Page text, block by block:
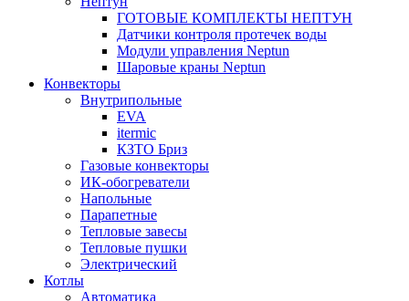
ГОТОВЫЕ КОМПЛЕКТЫ НЕПТУН
Датчики контроля протечек воды
Модули управления Neptun
Шаровые краны Neptun
Конвекторы
Внутрипольные
EVA
itermic
КЗТО Бриз
Газовые конвекторы
ИК-обогреватели
Напольные
Парапетные
Тепловые завесы
Тепловые пушки
Электрический
Котлы
Автоматика